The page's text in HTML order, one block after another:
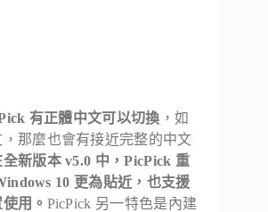
有正體中文可以切換 ，如
那麼也會有接近完整的中文
全新版本 v5.0 中，PicPick 重
10 更為貼近，也支援
用。 PicPick 另一特色是內建